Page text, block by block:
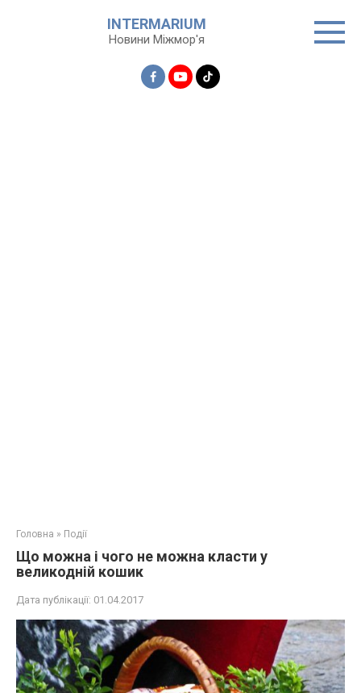
INTERMARIUM
Новини Міжмор'я
Головна » Події
Що можна і чого не можна класти у
великодній кошик
Дата публікації: 01.04.2017